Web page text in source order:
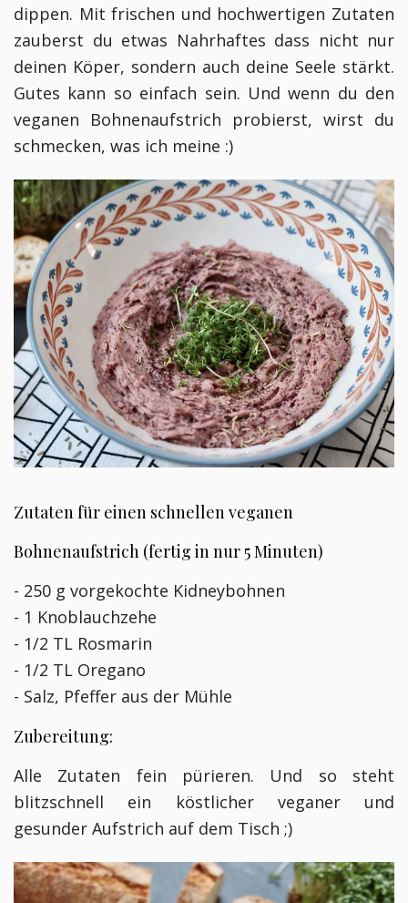
dippen. Mit frischen und hochwertigen Zutaten
zauberst du etwas Nahrhaftes dass nicht nur
deinen Köper, sondern auch deine Seele stärkt.
Gutes kann so einfach sein. Und wenn du den
veganen Bohnenaufstrich probierst, wirst du
schmecken, was ich meine :)
Zutaten für einen schnellen veganen
Bohnenaufstrich (fertig in nur 5 Minuten)
- 250 g vorgekochte Kidneybohnen
- 1 Knoblauchzehe
- 1/2 TL Rosmarin
- 1/2 TL Oregano
- Salz, Pfeffer aus der Mühle
Zubereitung:
Alle Zutaten fein pürieren. Und so steht
blitzschnell ein köstlicher veganer und
gesunder Aufstrich auf dem Tisch ;)